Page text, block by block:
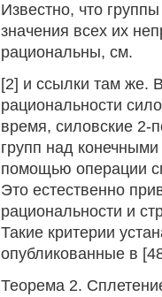
Известно, что
значения всех их
рациональны, см.
[2] и ссылки там же.
рациональности
время, силовские 2-
групп над конечными
помощью операции
Это естественно
рациональности и
Такие критерии
опубликованные в
Теорема 2.